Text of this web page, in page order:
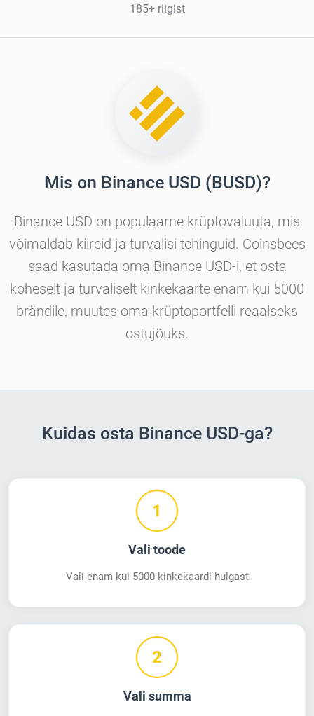
185+ riigist
Mis on Binance USD (BUSD)?
Binance USD on populaarne krüptovaluuta, mis
võimaldab kiireid ja turvalisi tehinguid. Coinsbees
saad kasutada oma Binance USD-i, et osta
koheselt ja turvaliselt kinkekaarte enam kui 5000
brändile, muutes oma krüptoportfelli reaalseks
ostujõuks.
Kuidas osta Binance USD-ga?
1
Vali toode
Vali enam kui 5000 kinkekaardi hulgast
2
Vali summa